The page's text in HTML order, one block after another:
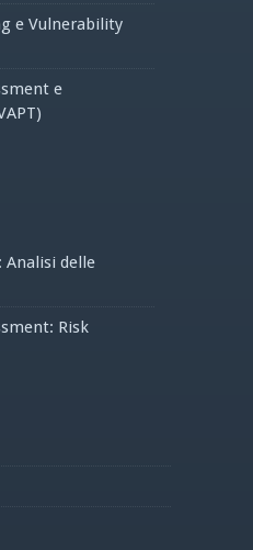
e Vulnerability
e
: Analisi delle
Risk